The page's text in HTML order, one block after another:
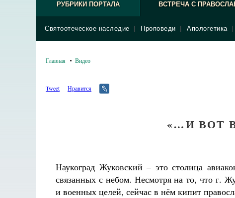
РУБРИКИ ПОРТАЛА ВСТРЕЧА С
Святоотеческое наследие Проповеди Апологетика
Главная Видео
Tweet Нравится
«…И ВОТ
Наукоград Жуковский – это столица
связанных с небом. Несмотря на то, что г.
и военных целей, сейчас в нём кипит